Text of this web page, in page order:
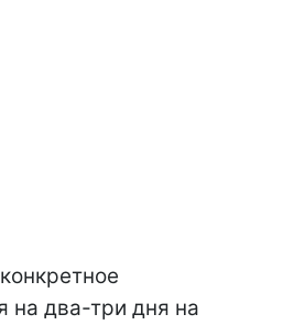
на два-три дня на